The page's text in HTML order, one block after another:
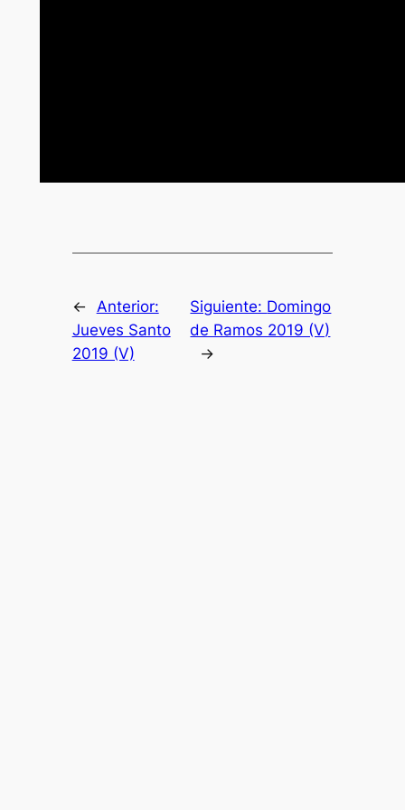
←
Anterior:
Jueves Santo
2019 (V)
Siguiente: Domingo
de Ramos 2019 (V)
→